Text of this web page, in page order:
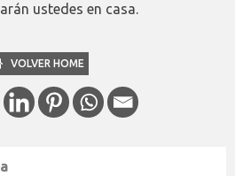
ustedes en casa.
VOLVER HOME